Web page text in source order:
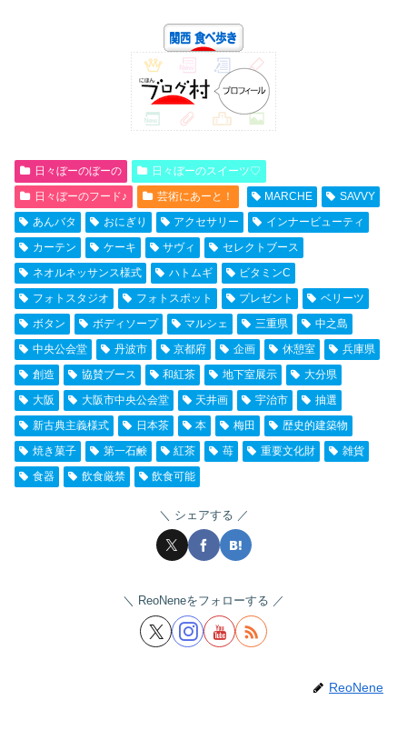
日々ぼーのぼーの
日々ぼーのスイーツ♡
日々ぼーのフード♪
芸術にあーと！ MARCHE
SAVVY
あんバタ
おにぎり アクセサリー
インナービューティ
カーテン
ケーキ サヴィ
セレクトブース
ネオルネッサンス様式
ハトムギ
ビタミンC
フォトスタジオ
フォトスポット プレゼント
ベリーツ
ボタン
ボディソープ マルシェ 三重県
中之島
中央公会堂
丹波市 京都府 企画 休憩室
兵庫県
創造
協賛ブース 和紅茶 地下室展示
大分県
大阪
大阪市中央公会堂 天井画 宇治市
抽選
新古典主義様式
日本茶 本 梅田
歴史的建築物
焼き菓子
第一石鹸 紅茶 苺 重要文化財
雑貨
食器
飲食厳禁 飲食可能
シェアする
ReoNeneをフォローする
ReoNene